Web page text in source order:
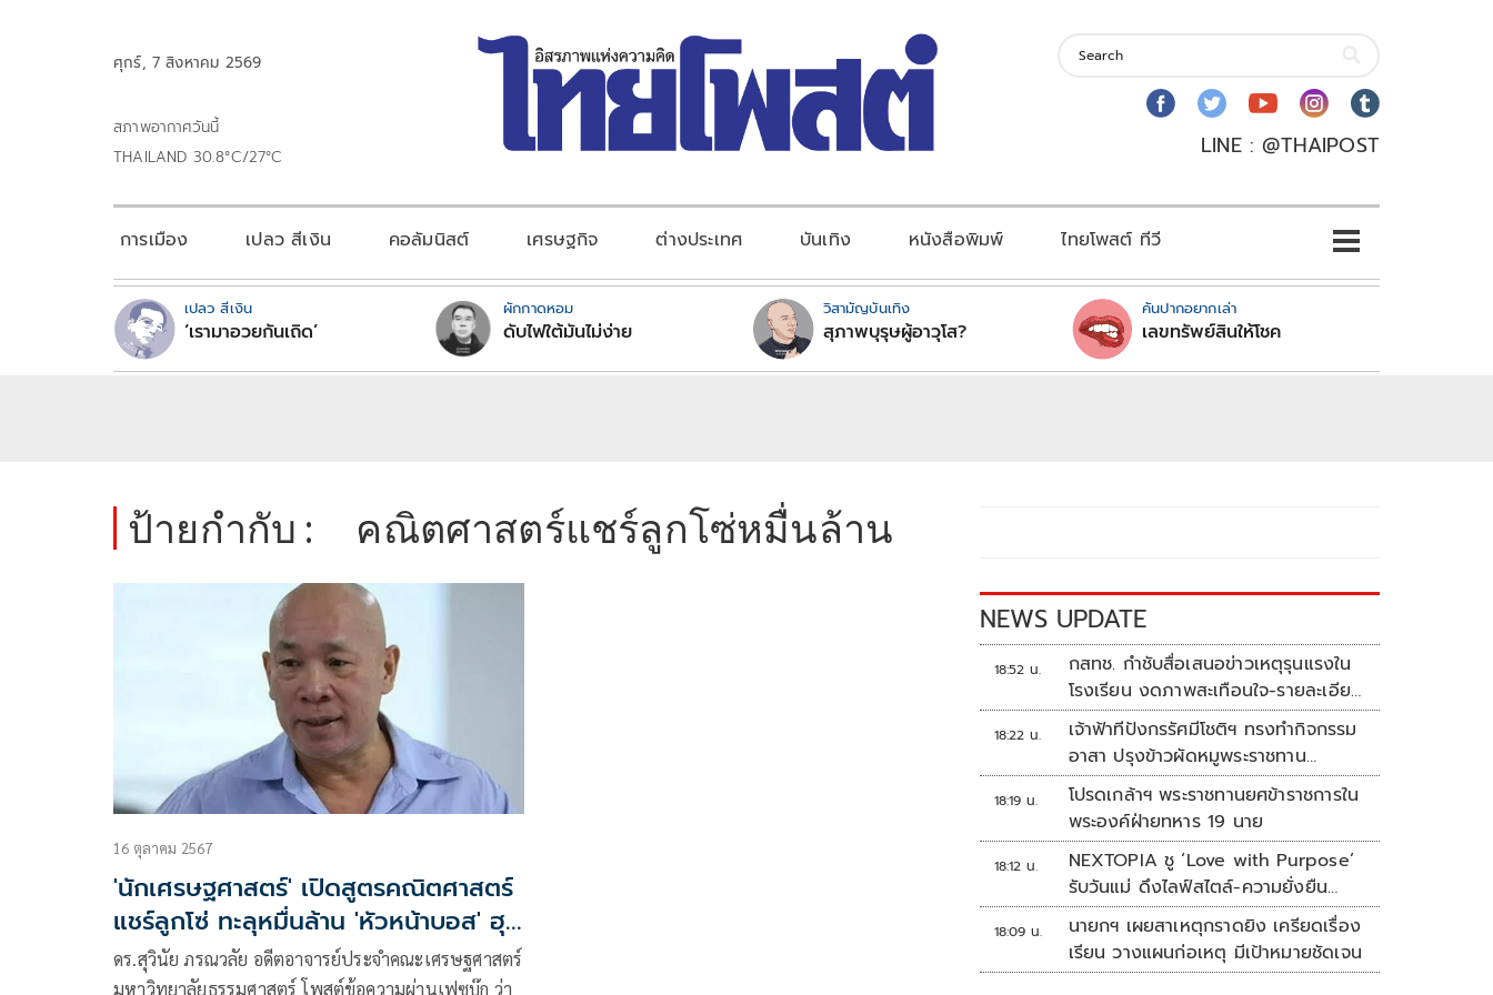
ศุกร์, 7 สิงหาคม 2569
สภาพอากาศวันนี้
THAILAND 30.8°C/27°C
LINE : @THAIPOST
การเมือง เปลว สีเงิน คอลัมนิสต์ เศรษฐกิจ ต่างประเทศ บันเทิง หนังสือพิมพ์ ไทยโพสต์ ทีวี
เปลว สีเงิน
‘เรามาอวยกันเถิด’
ผักกาดหอม
ดับไฟใต้มันไม่ง่าย
วิสามัญบันเทิง
สุภาพบุรุษผู้อาวุโส?
คันปากอยากเล่า
เลขทรัพย์สินให้โชค
ป้ายกำกับ : คณิตศาสตร์แชร์ลูกโซ่หมื่นล้าน
16 ตุลาคม 2567
'นักเศรษฐศาสตร์' เปิดสูตรคณิตศาสตร์
แชร์ลูกโซ่ ทะลุหมื่นล้าน 'หัวหน้าบอส' ฮุบ
ไป2พันล้าน
ดร.สุวินัย ภรณวลัย อดีตอาจารย์ประจำคณะเศรษฐศาสตร์
มหาวิทยาลัยธรรมศาสตร์ โพสต์ข้อความผ่านเฟซบุ๊ก ว่า
NEWS UPDATE
18:52 น.
กสทช. กำชับสื่อเสนอข่าวเหตุรุนแรงใน
โรงเรียน งดภาพสะเทือนใจ-รายละเอียด
เสี่ยงเลียนแบบ
18:22 น.
เจ้าฟ้าทีปังกรรัศมีโชติฯ ทรงทำกิจกรรม
อาสา ปรุงข้าวผัดหมูพระราชทาน
ประชาชน
18:19 น.
โปรดเกล้าฯ พระราชทานยศข้าราชการใน
พระองค์ฝ่ายทหาร 19 นาย
18:12 น.
NEXTOPIA ชู ‘Love with Purpose’
รับวันแม่ ดึงไลฟ์สไตล์-ความยั่งยืน
สร้างประสบการณ์ช้อปปิงมีความหมาย
18:09 น.
นายกฯ เผยสาเหตุกราดยิง เครียดเรื่อง
เรียน วางแผนก่อเหตุ มีเป้าหมายชัดเจน